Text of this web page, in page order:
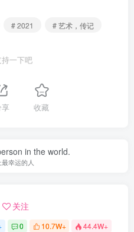
# 2021 # 艺术，传记
一下吧
享 收藏
in the world.
幸运的人
关注
0 10.7W+ 44.4W+